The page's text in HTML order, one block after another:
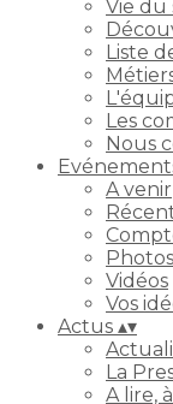
Vie du
Liste
Les
Nous
A venir
Photos
Vidéos
Vos
Actus ▴▾
La
A lire,